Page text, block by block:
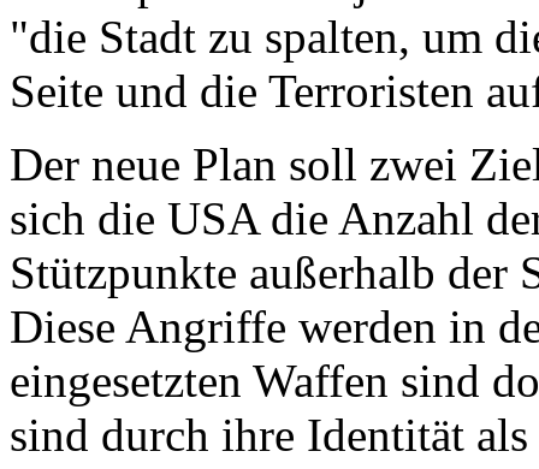
"die Stadt zu spalten, um
Seite und die Terroristen
Der neue Plan soll zwei
sich die USA die Anzahl
Stützpunkte außerhalb der
Diese Angriffe werden in
eingesetzten Waffen sind
sind durch ihre Identität